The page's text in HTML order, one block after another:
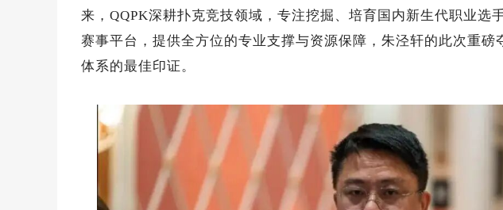
来，QQPK深耕扑克竞技领域，专注挖掘、培育国内新生代职业选
赛事平台，提供全方位的专业支撑与资源保障，朱泾轩的此次重磅
体系的最佳印证。